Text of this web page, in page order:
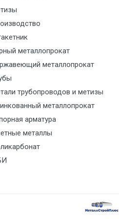
за МКАД
с транспортным
с транспортным
с транспортным
металлопрокат
металлопрокат
трубопроводов и метизы
металлопрокат
арматура
металлы